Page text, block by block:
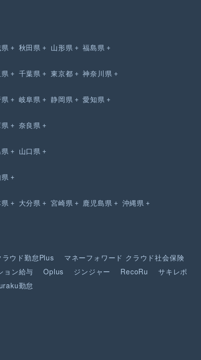
秋田県 山形県 福島県
千葉県 東京都 神奈川県
岐阜県 静岡県 愛知県
奈良県
山口県
大分県 宮崎県 鹿児島県 沖縄県
ラウド勤怠Plus マネーフォワード クラウド社会保険
ョン給与 Oplus ジンジャー RecoRu
サキレポ
勤怠